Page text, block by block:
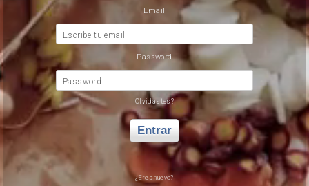
Email
Escribe tu email
Password
Password
Olvidastes?
Entrar
¿Eres nuevo?